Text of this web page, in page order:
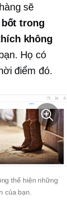
sẽ
trong
không
Họ có
điểm đó.
thể hiện những
của bạn.